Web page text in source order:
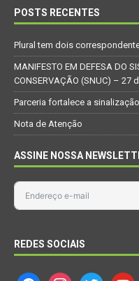
POSTS RECENTES
Plural tem dois
MANIFESTO EM DEFESA DO
CONSERVAÇÃO (SNUC) – 27
Parceria fortalece a
Nota de Atenção
ASSINE NOSSA
REDES SOCIAIS